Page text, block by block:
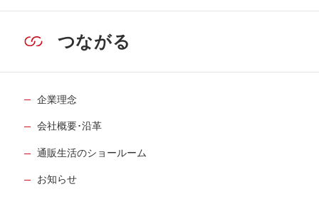
つながる
企業理念
会社概要･沿革
通販生活のショールーム
お知らせ